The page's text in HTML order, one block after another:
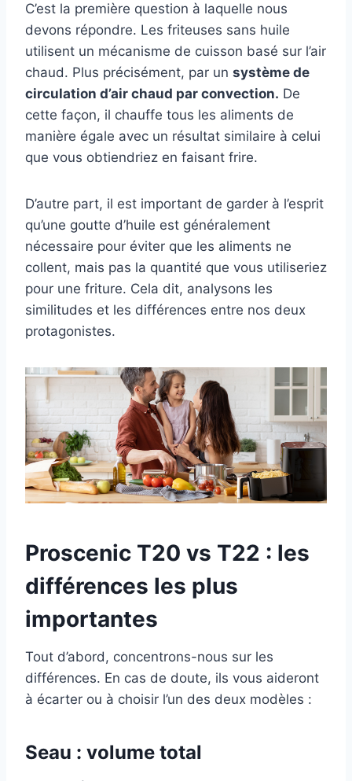
C’est la première question à laquelle nous
devons répondre. Les friteuses sans huile
utilisent un mécanisme de cuisson basé sur l’air
chaud. Plus précisément, par un système de
circulation d’air chaud par convection. De
cette façon, il chauffe tous les aliments de
manière égale avec un résultat similaire à celui
que vous obtiendriez en faisant frire.
D’autre part, il est important de garder à l’esprit
qu’une goutte d’huile est généralement
nécessaire pour éviter que les aliments ne
collent, mais pas la quantité que vous utiliseriez
pour une friture. Cela dit, analysons les
similitudes et les différences entre nos deux
protagonistes.
Proscenic T20 vs T22 : les
différences les plus
importantes
Tout d’abord, concentrons-nous sur les
différences. En cas de doute, ils vous aideront
à écarter ou à choisir l’un des deux modèles :
Seau : volume total